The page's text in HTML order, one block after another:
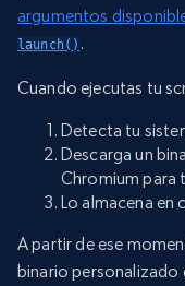
argumentos
launch() .
Cuando ejecutas tu
Detecta tu
Descarga un
Chromium para
Lo almacena en
A partir de ese
binario personalizado